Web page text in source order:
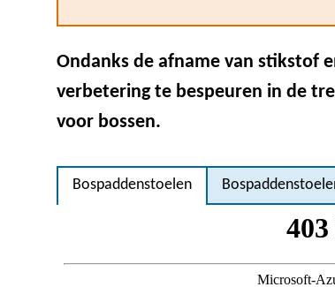
Ondanks de afname van stikstof
verbetering te bespeuren in de
voor bossen.
Bospaddenstoelen